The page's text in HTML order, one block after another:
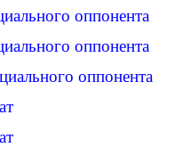
оппонента
оппонента
оппонента